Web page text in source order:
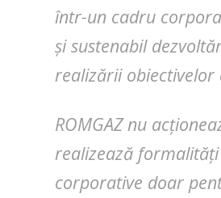
într-un cadru
și sustenabil
realizării obiectivelor
ROMGAZ nu
realizează formalități
corporative doar